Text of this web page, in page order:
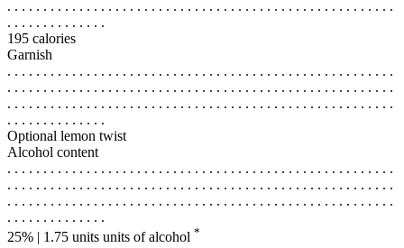
. . . . . . . . . . . . . . . . . . . . . . . . . . . . . . . . . . . . . . . . . . . . . . . . . . . . . .
. . . . . . . . . . . . . .
195 calories
Garnish
. . . . . . . . . . . . . . . . . . . . . . . . . . . . . . . . . . . . . . . . . . . . . . . . . . . . . .
. . . . . . . . . . . . . . . . . . . . . . . . . . . . . . . . . . . . . . . . . . . . . . . . . . . . . .
. . . . . . . . . . . . . . . . . . . . . . . . . . . . . . . . . . . . . . . . . . . . . . . . . . . . . .
. . . . . . . . . . . . . .
Optional lemon twist
Alcohol content
. . . . . . . . . . . . . . . . . . . . . . . . . . . . . . . . . . . . . . . . . . . . . . . . . . . . . .
. . . . . . . . . . . . . . . . . . . . . . . . . . . . . . . . . . . . . . . . . . . . . . . . . . . . . .
. . . . . . . . . . . . . . . . . . . . . . . . . . . . . . . . . . . . . . . . . . . . . . . . . . . . . .
. . . . . . . . . . . . . .
25% | 1.75 units units of alcohol *